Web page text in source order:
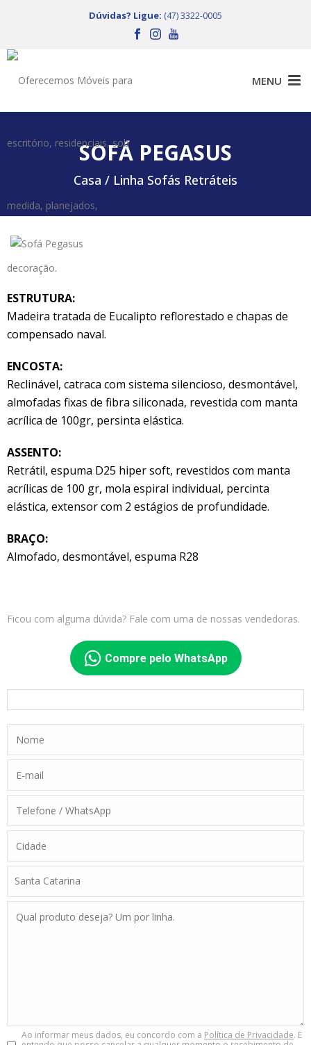
Dúvidas? Ligue: (47) 3322-0005
SOFÁ PEGASUS
Casa / Linha Sofás Retráteis
ESTRUTURA:
Madeira tratada de Eucalipto reflorestado e chapas de
compensado naval.
ENCOSTA:
Reclinável, catraca com sistema silencioso, desmontável,
almofadas fixas de fibra siliconada, revestida com manta
acrílica de 100gr, persinta elástica.
ASSENTO:
Retrátil, espuma D25 hiper soft, revestidos com manta
acrílicas de 100 gr, mola espiral individual, percinta
elástica, extensor com 2 estágios de profundidade.
BRAÇO:
Almofado, desmontável, espuma R28
Ficou com alguma dúvida? Fale com uma de nossas vendedoras.
Compre pelo WhatsApp
Ao informar meus dados, eu concordo com a Política de Privacidade. E